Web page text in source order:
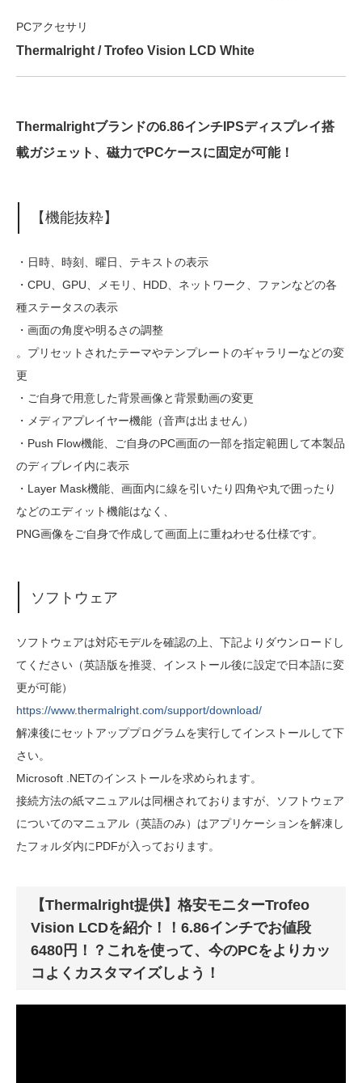
PCアクセサリ
Thermalright / Trofeo Vision LCD White
Thermalrightブランドの6.86インチIPSディスプレイ搭
載ガジェット、磁力でPCケースに固定が可能！
【機能抜粋】
・日時、時刻、曜日、テキストの表示
・CPU、GPU、メモリ、HDD、ネットワーク、ファンなどの各
種ステータスの表示
・画面の角度や明るさの調整
。プリセットされたテーマやテンプレートのギャラリーなどの変
更
・ご自身で用意した背景画像と背景動画の変更
・メディアプレイヤー機能（音声は出ません）
・Push Flow機能、ご自身のPC画面の一部を指定範囲して本製品
のディプレイ内に表示
・Layer Mask機能、画面内に線を引いたり四角や丸で囲ったり
などのエディット機能はなく、
PNG画像をご自身で作成して画面上に重ねわせる仕様です。
ソフトウェア
ソフトウェアは対応モデルを確認の上、下記よりダウンロードし
てください（英語版を推奨、インストール後に設定で日本語に変
更が可能）
https://www.thermalright.com/support/download/
解凍後にセットアッププログラムを実行してインストールして下
さい。
Microsoft .NETのインストールを求められます。
接続方法の紙マニュアルは同梱されておりますが、ソフトウェア
についてのマニュアル（英語のみ）はアプリケーションを解凍し
たフォルダ内にPDFが入っております。
【Thermalright提供】格安モニターTrofeo
Vision LCDを紹介！！6.86インチでお値段
6480円！？これを使って、今のPCをよりカッ
コよくカスタマイズしよう！